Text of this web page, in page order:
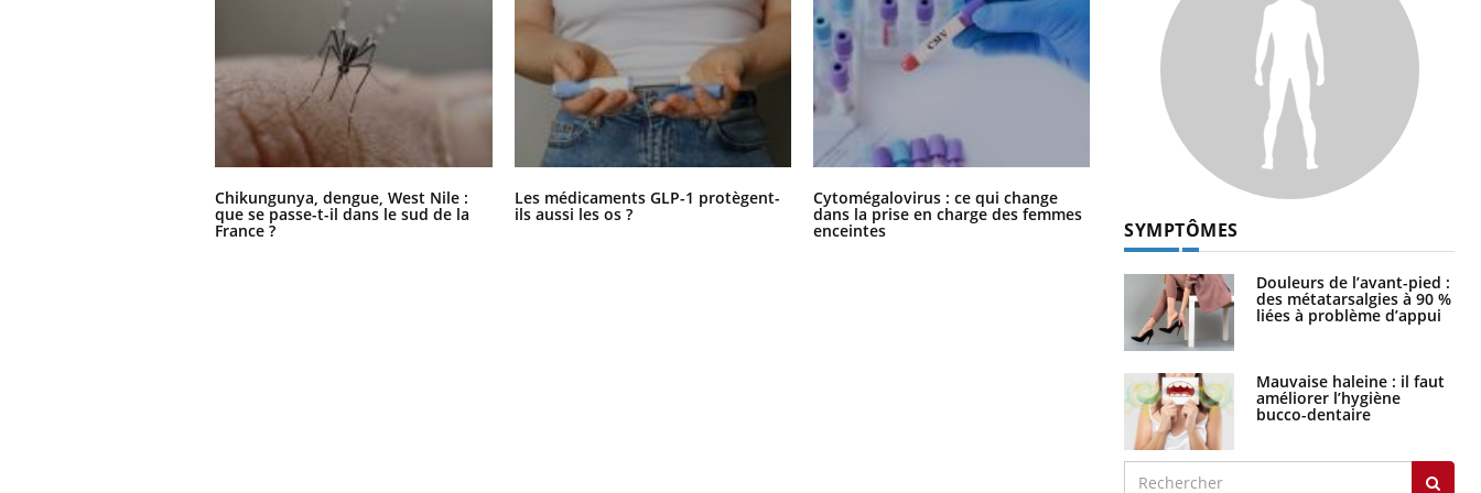
Chikungunya, dengue, West Nile :
que se passe-t-il dans le sud de la
France ?
Les médicaments GLP-1 protègent-
ils aussi les os ?
Cytomégalovirus : ce qui change
dans la prise en charge des femmes
enceintes
La sieste empêche-t-elle de dormir
SYMPTÔMES
Douleurs de l’avant-pied :
des métatarsalgies à 90 %
liées à problème d’appui
Mauvaise haleine : il faut
améliorer l’hygiène
bucco-dentaire